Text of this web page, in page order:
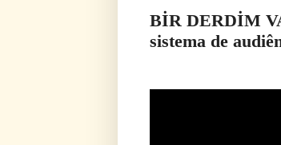
BİR DERDİM
sistema de